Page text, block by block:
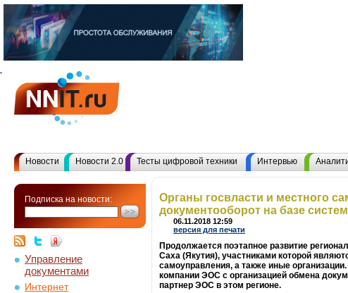
Новости Новости 2.0 Тесты цифровой техники Интервью
Подписка на новости:
Управление
документами
Интернет
Органы госвласти и местного
документооборот на базе
06.11.2018 12:59
версия для печати
Продолжается поэтапное развитие
Саха (Якутия), участниками которой
самоуправления, а также иные
компании ЭОС с организацией обмена
партнер ЭОС в этом регионе.